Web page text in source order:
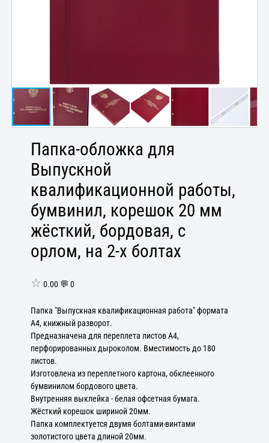
Папка-обложка для
Выпускной
квалификационной работы,
бумвинил, корешок 20 мм
жёсткий, бордовая, с
орлом, на 2-х болтах
☆ 0.00 💬 0
Папка "Выпускная квалификационная работа" формата
А4, книжный разворот.
Предназначена для переплета листов А4,
перфорированных дыроколом. Вместимость до 180
листов.
Изготовлена из переплетного картона, обклеенного
бумвинилом бордового цвета.
Внутренняя выклейка - белая офсетная бумага.
Жёсткий корешок шириной 20мм.
Папка комплектуется двумя болтами-винтами
золотистого цвета длиной 20мм.